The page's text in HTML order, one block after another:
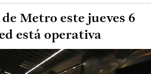
Metro este jueves 6
está operativa